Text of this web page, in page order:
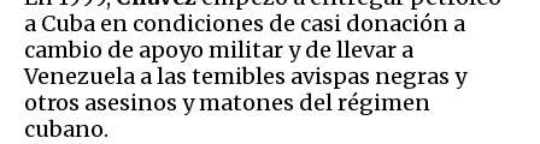
a Cuba en condiciones de casi donación a
cambio de apoyo militar y de llevar a
Venezuela a las temibles avispas negras y
otros asesinos y matones del régimen
cubano.